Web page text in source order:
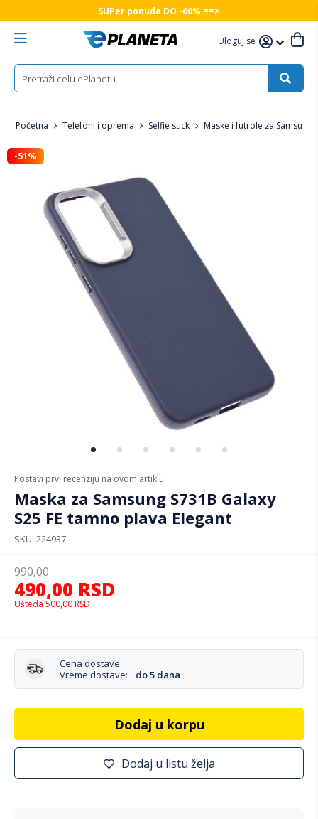
SUPer ponuda DO -60% ==>
Uloguj se
Početna Telefoni i oprema Selfie stick Maske i futrole za Samsung
Postavi prvi recenziju na ovom artiklu
Maska za Samsung S731B Galaxy
S25 FE tamno plava Elegant
SKU 224937
490,00 RSD
990,00
Ušteda 500,00 RSD
Cena dostave:
Vreme dostave:
do 5 dana
Dodaj u korpu
Dodaj u listu želja
-51%